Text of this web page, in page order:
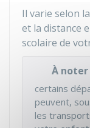
Il varie selon
et la distance
scolaire de
À noter
certains
peuvent,
les